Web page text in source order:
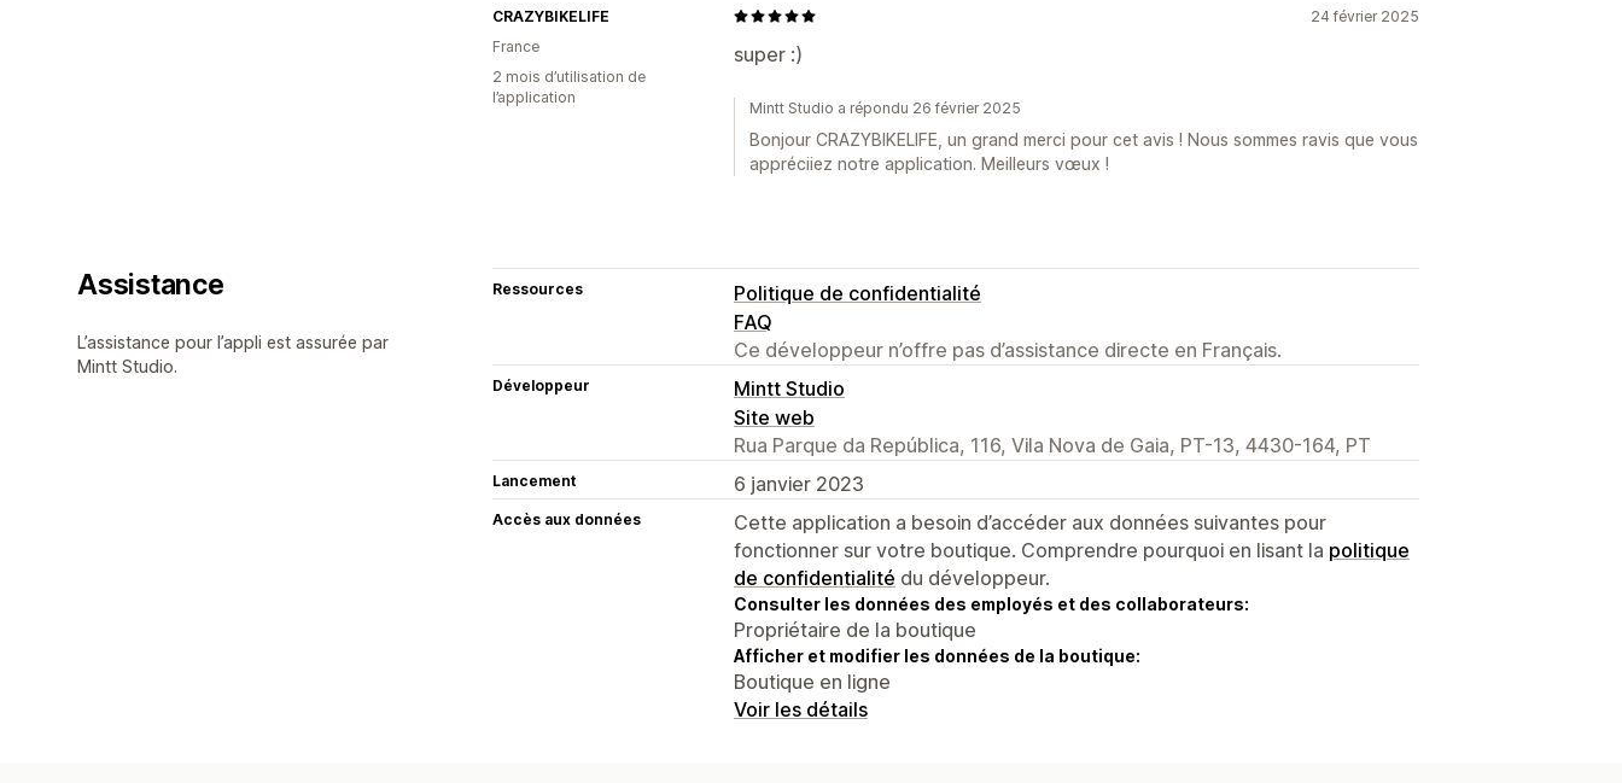
24 février 2025
super :)
CRAZYBIKELIFE
France
2 mois d’utilisation de
l’application
Mintt Studio a répondu 26 février 2025
Bonjour CRAZYBIKELIFE, un grand merci pour cet avis ! Nous sommes ravis que vous
appréciiez notre application. Meilleurs vœux !
Assistance
L’assistance pour l’appli est assurée par
Mintt Studio.
Ressources
Politique de confidentialité
FAQ
Ce développeur n’offre pas d’assistance directe en Français.
Développeur
Mintt Studio
Site web
Rua Parque da República, 116, Vila Nova de Gaia, PT-13, 4430-164, PT
Lancement 6 janvier 2023
Accès aux données
Cette application a besoin d’accéder aux données suivantes pour
fonctionner sur votre boutique. Comprendre pourquoi en lisant la politique
de confidentialité du développeur.
Consulter les données des employés et des collaborateurs:
Propriétaire de la boutique
Afficher et modifier les données de la boutique:
Boutique en ligne
Voir les détails